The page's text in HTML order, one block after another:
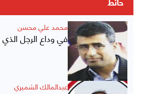
حائط
محمد علي محسن
في وداع الرجل
عبدالمالك الشميري